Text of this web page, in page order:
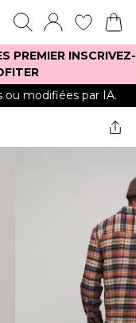
PREMIER INSCRIVEZ-
ou modifiées par IA.